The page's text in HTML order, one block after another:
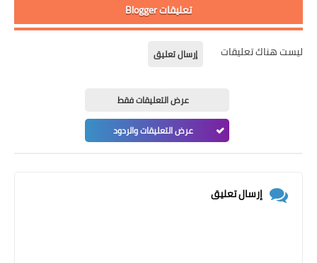
تعليقات Blogger
ليست هناك تعليقات إرسال تعليق
عرض التعليقات فقط
عرض التعليقات والردود
إرسال تعليق